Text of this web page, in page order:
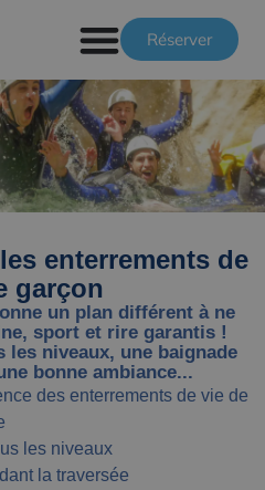
Réserver
enterrements de
garçon
un plan différent à ne
sport et rire garantis !
les niveaux, une baignade
bonne ambiance...
des enterrements de vie de
les niveaux
la traversée